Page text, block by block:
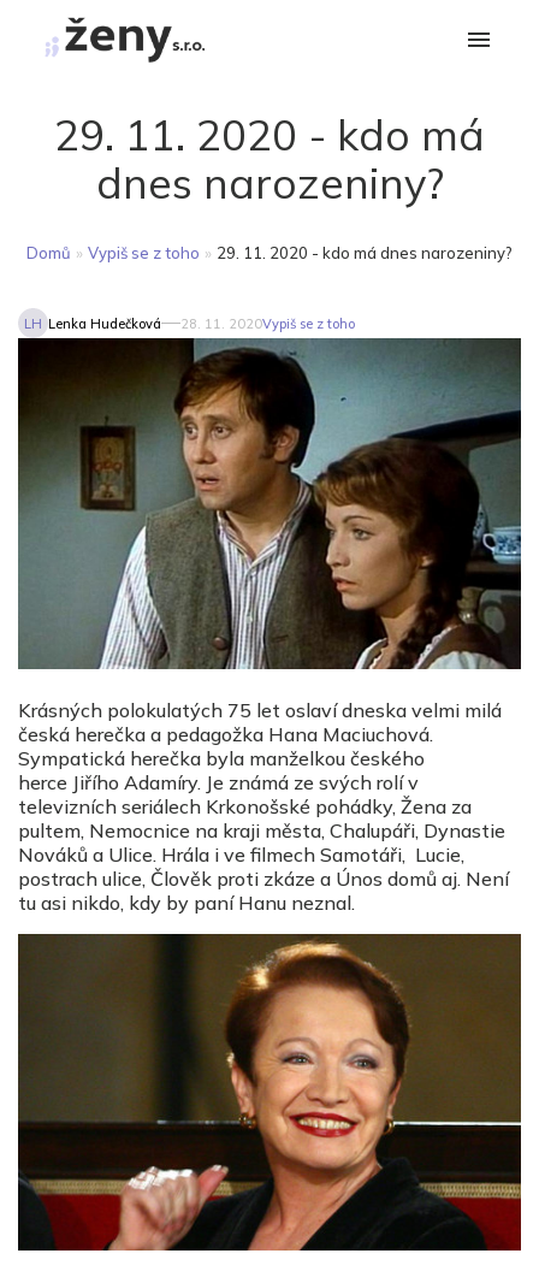
29. 11. 2020 - kdo má
dnes narozeniny?
Domů » Vypiš se z toho » 29. 11. 2020 - kdo má dnes narozeniny?
LH Lenka Hudečková 28. 11. 2020Vypiš se z toho
Krásných polokulatých 75 let oslaví dneska velmi milá
česká herečka a pedagožka Hana Maciuchová.
Sympatická herečka byla manželkou českého
herce Jiřího Adamíry. Je známá ze svých rolí v
televizních seriálech Krkonošské pohádky, Žena za
pultem, Nemocnice na kraji města, Chalupáři, Dynastie
Nováků a Ulice. Hrála i ve filmech Samotáři, Lucie,
postrach ulice, Člověk proti zkáze a Únos domů aj. Není
tu asi nikdo, kdy by paní Hanu neznal.